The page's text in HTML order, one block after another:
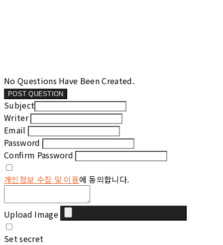
No Questions Have Been Created.
POST QUESTION
Subject
Writer
Email
Password
Confirm Password
개인정보 수집 및 이용에 동의합니다.
Upload Image
Set secret